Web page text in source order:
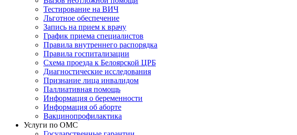
Тестирование на ВИЧ
Льготное обеспечение
Запись на прием к врачу
График приема специалистов
Правила внутреннего распорядка
Правила госпитализации
Схема проезда к Белоярской ЦРБ
Диагностические исследования
Признание лица инвалидом
Паллиативная помощь
Информация о беременности
Информация об аборте
Вакцинопрофилактика
Услуги по ОМС